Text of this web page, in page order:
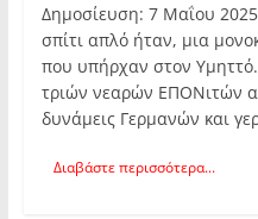
Δημοσίευση: 7 Μαΐου
σπίτι απλό ήταν, μια
που υπήρχαν στον
τριών νεαρών ΕΠΟΝιτών
δυνάμεις Γερμανών και
Διαβάστε περισσότερα...